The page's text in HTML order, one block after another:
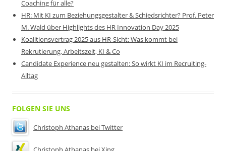
Coaching für alle?
HR: Mit KI zum Beziehungsgestalter & Schiedsrichter? Prof. Peter
M. Wald über Highlights des HR Innovation Day 2025
Koalitionsvertrag 2025 aus HR-Sicht: Was kommt bei
Rekrutierung, Arbeitszeit, KI & Co
Candidate Experience neu gestalten: So wirkt KI im Recruiting-
Alltag
FOLGEN SIE UNS
Christoph Athanas bei Twitter